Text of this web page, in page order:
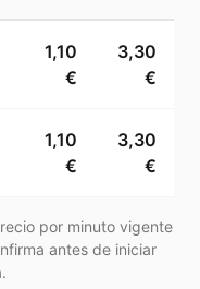
1,10
€
3,30
€
1,10
€
3,30
€
por minuto vigente
antes de iniciar